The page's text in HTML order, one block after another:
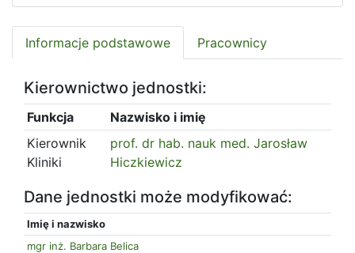
Informacje podstawowe Pracownicy
Kierownictwo jednostki:
Funkcja
Nazwisko i imię
Kierownik
Kliniki
prof. dr hab. nauk med. Jarosław
Hiczkiewicz
Dane jednostki może modyfikować:
Imię i nazwisko
mgr inż. Barbara Belica